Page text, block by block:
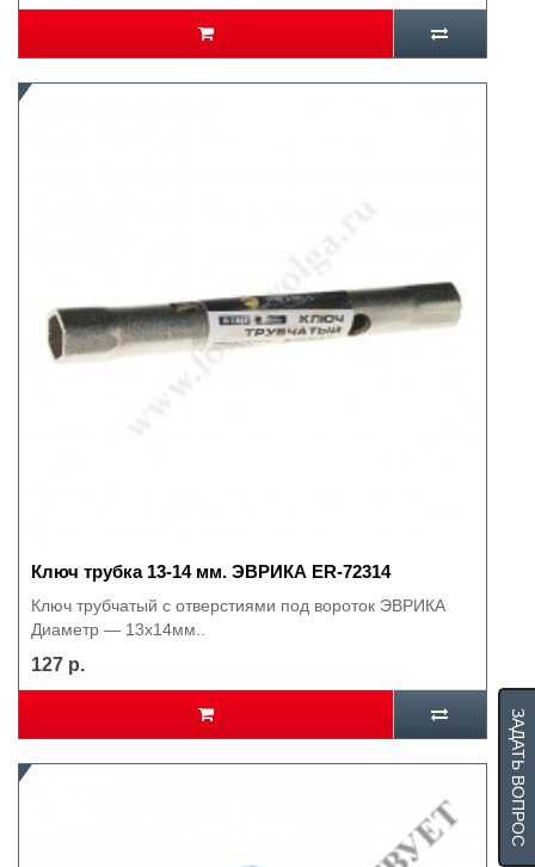
Ключ трубка 13-14 мм. ЭВРИКА ER-72314
Ключ трубчатый с отверстиями под вороток ЭВРИКА
Диаметр — 13х14мм..
127 р.
ЗАДАТЬ ВОПРОС